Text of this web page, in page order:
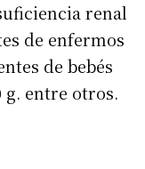
renal
de enfermos
de bebés
g. entre otros.